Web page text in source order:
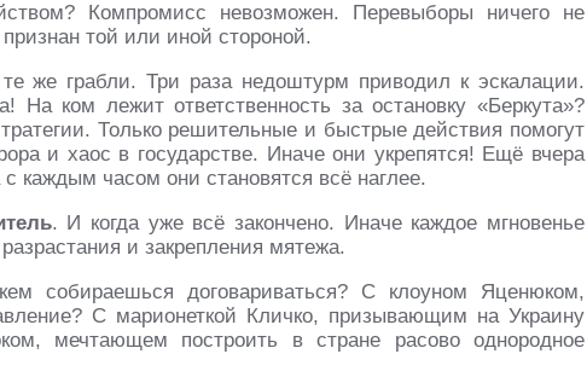
Компромисс невозможен. Перевыборы ничего не
той или иной стороной.
же грабли. Три раза недоштурм приводил к эскалации.
ком лежит ответственность за остановку «Беркута»?
Только решительные и быстрые действия помогут
и хаос в государстве. Иначе они укрепятся! Ещё вчера
каждым часом они становятся всё наглее.
. И когда уже всё закончено. Иначе каждое мгновенье
и закрепления мятежа.
собираешься договариваться? С клоуном Яценюком,
С марионеткой Кличко, призывающим на Украину
мечтающем построить в стране расово однородное